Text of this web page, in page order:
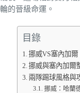
輪的晉級命運。
目錄
挪威VS塞內加
挪威與塞內加爾
兩隊踢球風格與
挪威：哈蘭